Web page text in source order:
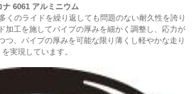
ナ 6061 アルミニウム
くのライドを繰り返しても問題のない耐久性を誇り
加工を施してパイプの厚みを細かく調整し、応力が
つ、パイプの厚みを可能な限り薄くし軽やかな走り
を実現しています。